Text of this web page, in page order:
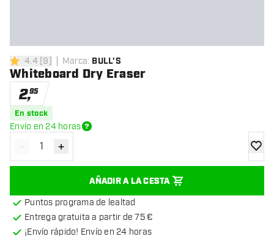
4.4 estrellas de puntuación
4.4 [9] Marca: BULL'S
Whiteboard Dry Eraser
2,95
En stock
Envío en 24 horas
Disminuir cantidad
- Aumentar cantidad
+
AÑADIR A LA CESTA
Puntos programa de lealtad
Entrega gratuita a partir de 75 €
¡Envío rápido! Envío en 24 horas